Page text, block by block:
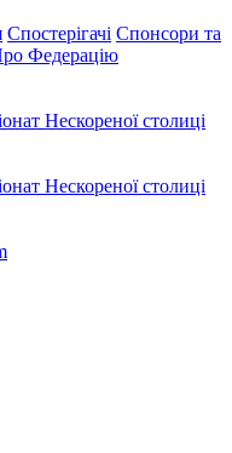
Спостерігачі Спонсори та
Федерацію
Нескореної столиці
Нескореної столиці